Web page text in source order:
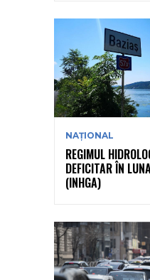
NAȚIONAL
REGIMUL
DEFICITAR ÎN
(INHGA)